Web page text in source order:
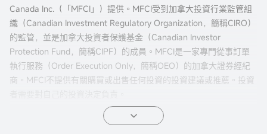
Canada Inc.（「MFCI」）提供。MFCI受到加拿大投資行業監管組
織（Canadian Investment Regulatory Organization，簡稱CIRO）
的監管，並是加拿大投資者保護基金（Canadian Investor
Protection Fund，簡稱CIPF）的成員。MFCI是一家專門從事訂單
執行服務（Order Execution Only，簡稱OEO）的加拿大證券經紀
商。MFCI不提供有關購買或出售任何投資的投資建議或推薦。投資
所有投資都涉及風險，包括可能的本金損失。過往的證券、市場或